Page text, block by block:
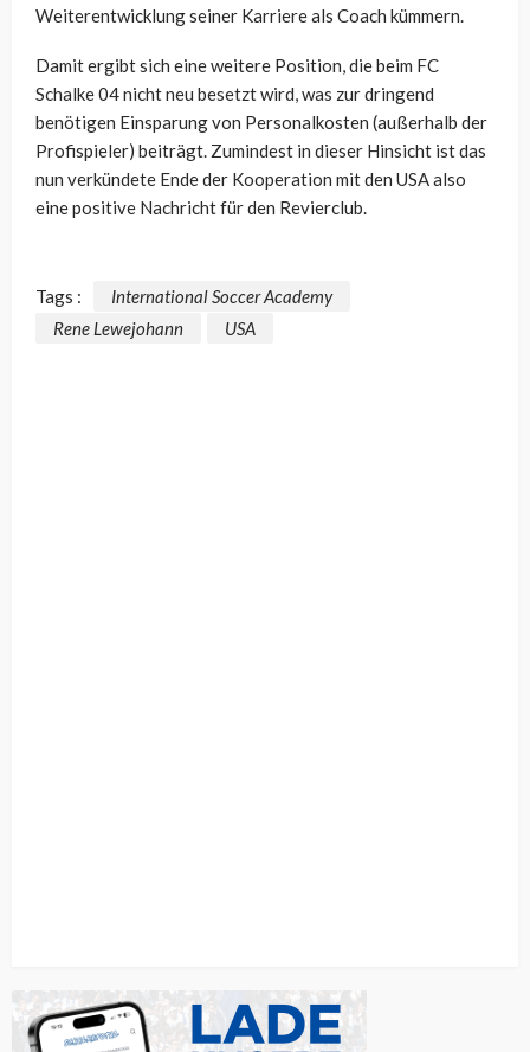
Weiterentwicklung seiner Karriere als Coach kümmern.
Damit ergibt sich eine weitere Position, die beim FC
Schalke 04 nicht neu besetzt wird, was zur dringend
benötigen Einsparung von Personalkosten (außerhalb der
Profispieler) beiträgt. Zumindest in dieser Hinsicht ist das
nun verkündete Ende der Kooperation mit den USA also
eine positive Nachricht für den Revierclub.
Tags :
International Soccer Academy
Rene Lewejohann
USA